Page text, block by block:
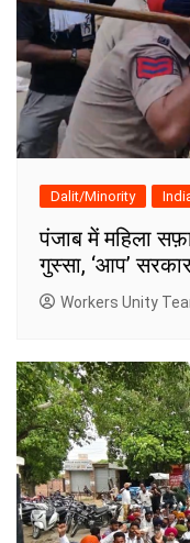
Dalit/Minority
पंजाब में महिला
गुस्सा, ‘आप’
Workers Unity